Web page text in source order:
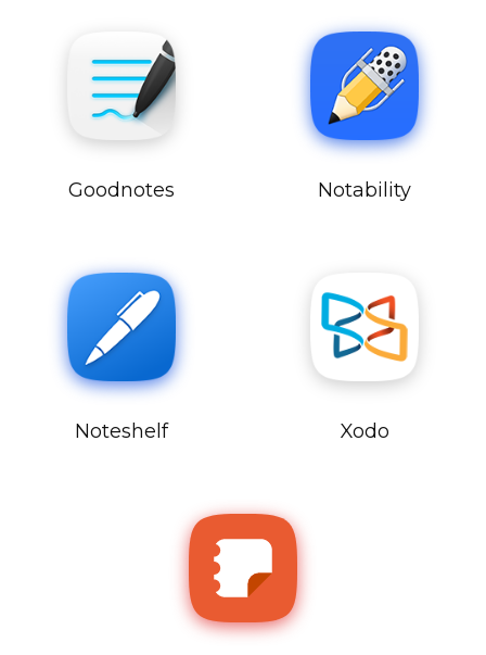
Goodnotes Notability
Noteshelf Xodo